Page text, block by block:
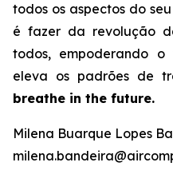
todos os aspectos do
é fazer da revolução
todos, empoderando o
eleva os padrões de
breathe in the future.
Milena Buarque Lopes